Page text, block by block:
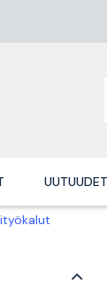
UUTUUDET